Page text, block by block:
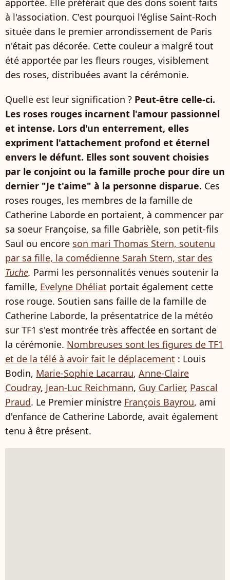
apportée. Elle préférait que des dons soient faits
à l'association. C'est pourquoi l'église Saint-Roch
située dans le premier arrondissement de Paris
n'était pas décorée. Cette couleur a malgré tout
été apportée par les fleurs rouges, visiblement
des roses, distribuées avant la cérémonie.
Quelle est leur signification ? Peut-être celle-ci.
Les roses rouges incarnent l'amour passionnel
et intense. Lors d'un enterrement, elles
expriment l'attachement profond et éternel
envers le défunt. Elles sont souvent choisies
par le conjoint ou la famille proche pour dire un
dernier "Je t'aime" à la personne disparue. Ces
roses rouges, les membres de la famille de
Catherine Laborde en portaient, à commencer par
sa soeur Françoise, sa fille Gabrièle, son petit-fils
Saul ou encore son mari Thomas Stern, soutenu
par sa fille, la comédienne Sarah Stern, star des
Tuche. Parmi les personnalités venues soutenir la
famille, Evelyne Dhéliat portait également cette
rose rouge. Soutien sans faille de la famille de
Catherine Laborde, la présentatrice de la météo
sur TF1 s'est montrée très affectée en sortant de
la cérémonie. Nombreuses sont les figures de TF1
et de la télé à avoir fait le déplacement : Louis
Bodin, Marie-Sophie Lacarrau, Anne-Claire
Coudray, Jean-Luc Reichmann, Guy Carlier, Pascal
Praud. Le Premier ministre François Bayrou, ami
d'enfance de Catherine Laborde, avait également
tenu à être présent.